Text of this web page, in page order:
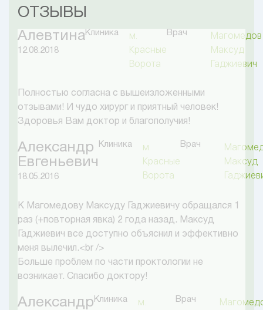
ОТЗЫВЫ
Алевтина
12.08.2018
Клиника
м.
Красные
Ворота
Врач
Магомедов
Максуд
Гаджиевич
Полностью согласна с вышеизложенными
отзывами! И чудо хирург и приятный человек!
Здоровья Вам доктор и благополучия!
Александр
Евгеньевич
18.05.2016
Клиника
м.
Красные
Ворота
Врач
Максуд
К Магомедову Максуду Гаджиевичу обращался 1
раз (+повторная явка) 2 года назад. Максуд
Гаджиевич все доступно объяснил и эффективно
меня вылечил.<br />
Больше проблем по части проктологии не
возникает. Спасибо доктору!
Александр Клиника
м.
Врач